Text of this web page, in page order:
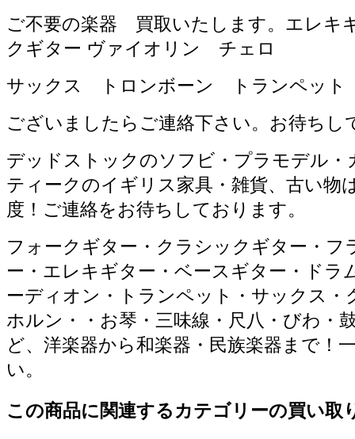
思います。
ご不要の楽器 買取いたします。エレ
クギター ヴァイオリン チェロ
サックス トロンボーン トランペッ
ございましたらご連絡下さい。お待ちし
デッドストックのソフビ・プラモデル・
ティークのイギリス家具・雑貨、古い物
度！ご連絡をお待ちしております。
フォークギター・クラシックギター・フ
ー・エレキギター・ベースギター・ドラ
ーディオン・トランペット・サックス・
ホルン・・お琴・三味線・尺八・びわ・
ど、洋楽器から和楽器・民族楽器まで！